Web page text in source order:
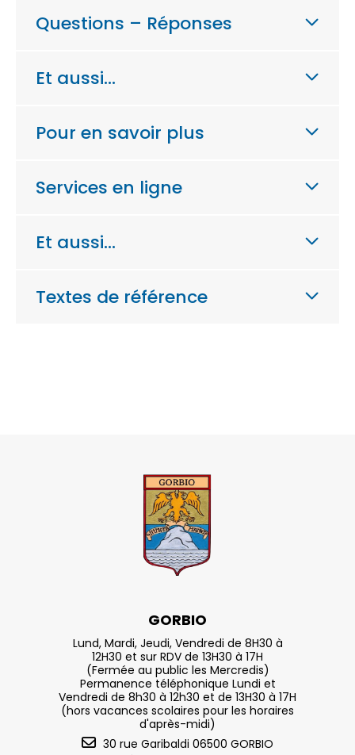
Questions – Réponses
Et aussi…
Pour en savoir plus
Services en ligne
Et aussi…
Textes de référence
GORBIO
Lund, Mardi, Jeudi, Vendredi de 8H30 à
12H30 et sur RDV de 13H30 à 17H
(Fermée au public les Mercredis)
Permanence téléphonique Lundi et
Vendredi de 8h30 à 12h30 et de 13H30 à 17H
(hors vacances scolaires pour les horaires
d'après-midi)
30 rue Garibaldi 06500 GORBIO